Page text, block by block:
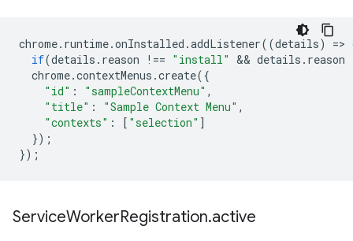
chrome. runtime.onInstalled .addListener((details) =>
if(details . reason !== "install" && details . reason
chrome.contextMenus .create({
"id" : "sampleContextMenu" ,
"title" : "Sample Context Menu" ,
"contexts" : [ "selection" ]
});
});
ServiceWorkerRegistration.active